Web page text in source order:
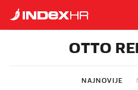
OTTO
NAJNOVIJE